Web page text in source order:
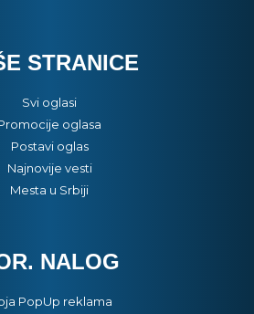
STRANICE
Svi oglasi
oglasa
Postavi oglas
Najnovije vesti
Mesta u Srbiji
NALOG
PopUp reklama